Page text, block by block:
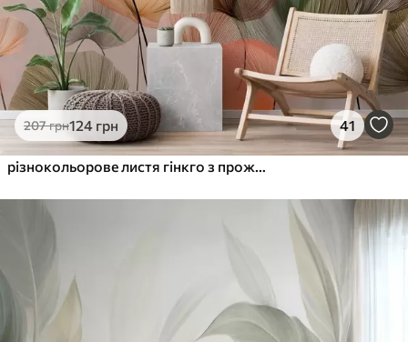
207грн124 грн 41